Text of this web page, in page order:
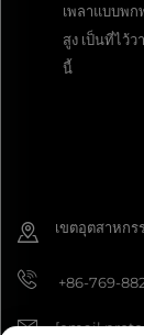
เพลาแบบพก
สูง เป็นที่ไว้
นี้
เขตอุตสาหกร
+86-769-
[email